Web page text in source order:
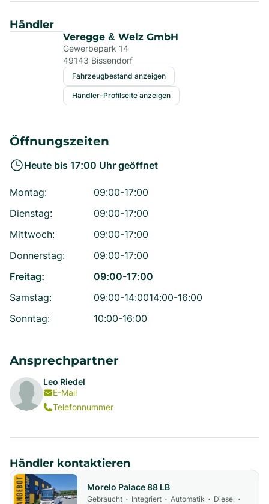
Händler
Veregge & Welz GmbH
Gewerbepark 14
49143 Bissendorf
Fahrzeugbestand anzeigen
Händler-Profilseite anzeigen
Öffnungszeiten
Heute bis 17:00 Uhr geöffnet
Montag:
09:00-17:00
Dienstag:
09:00-17:00
Mittwoch:
09:00-17:00
Donnerstag:
09:00-17:00
Freitag:
09:00-17:00
Samstag: 09:00-14:0014:00-16:00
Sonntag: 10:00-16:00
Ansprechpartner
Leo Riedel
E-Mail
Telefonnummer
Händler kontaktieren
Morelo Palace 88 LB
Gebraucht • Integriert • Automatik • Diesel •